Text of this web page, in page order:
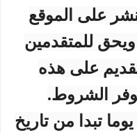
على الموقع
ويحق للمتقدمين
على هذه
الشروط.
علما ان فترة التقديم 20 يوما تبدا من تاريخ